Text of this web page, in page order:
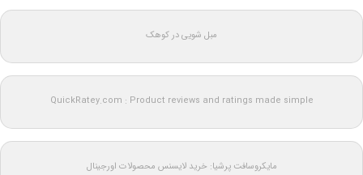
مبل شویی در کوهک
QuickRatey.com : Product reviews and ratings made simple
مایکروسافت پرشیا: خرید لایسنس محصولات اورجینال